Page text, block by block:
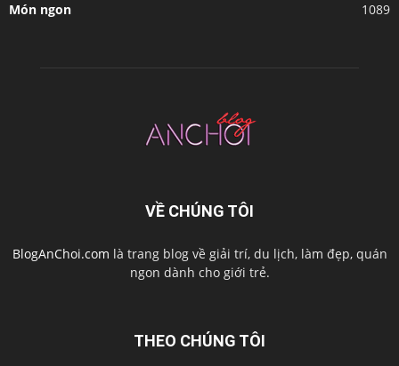
Món ngon
1089
VỀ CHÚNG TÔI
BlogAnChoi.com là trang blog về giải trí, du lịch, làm đẹp, quán
ngon dành cho giới trẻ.
THEO CHÚNG TÔI